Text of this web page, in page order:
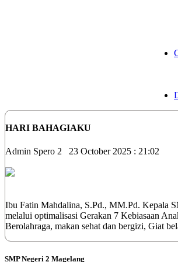
HARI BAHAGIAKU
Admin Spero 2 23 October 2025 : 21:02
Ibu Fatin Mahdalina, S.Pd., MM.Pd. Kepala
melalui optimalisasi Gerakan 7 Kebiasaan
Berolahraga, makan sehat dan bergizi, Giat
SMP Negeri 2 Magelang